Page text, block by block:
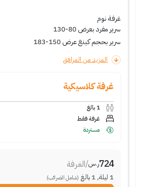
غرفة نوم
سرير مفرد بعرض 80-130
سرير بحجم كينغ عرض 150-183
المزيد من المرافق
غرفة كلاسيكية
1 بالغ
غرفة فقط
مستردة
724ر.س/الغرفة
1 ليلة,
1 بالغ (شامل الضرائب)